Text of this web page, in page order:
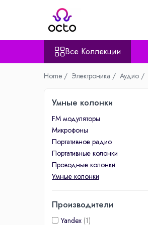
Все Коллекции
Комплектующие ПК
Хранение данных
Аксессуары для Ноутбуков
Камеры видеонаблюдения
Все Коллекции
Home / Электроника / Аудио /
Умные колонки
FM модуляторы
Микрофоны
Портативное радио
Портативные колонки
Проводные колонки
Умные колонки
Производители
Yandex (1)